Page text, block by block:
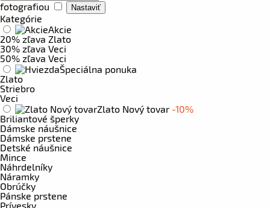
fotografiou
Kategórie
Akcie
20% zľava Zlato
30% zľava Veci
50% zľava Veci
Špeciálna ponuka
Zlato
Striebro
Veci
Zlato Nový tovar -10%
Briliantové šperky
Dámske náušnice
Dámske prstene
Detské náušnice
Mince
Náhrdelníky
Náramky
Obrúčky
Pánske prstene
Prívesky